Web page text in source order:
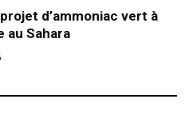
d’ammoniac vert à
au Sahara